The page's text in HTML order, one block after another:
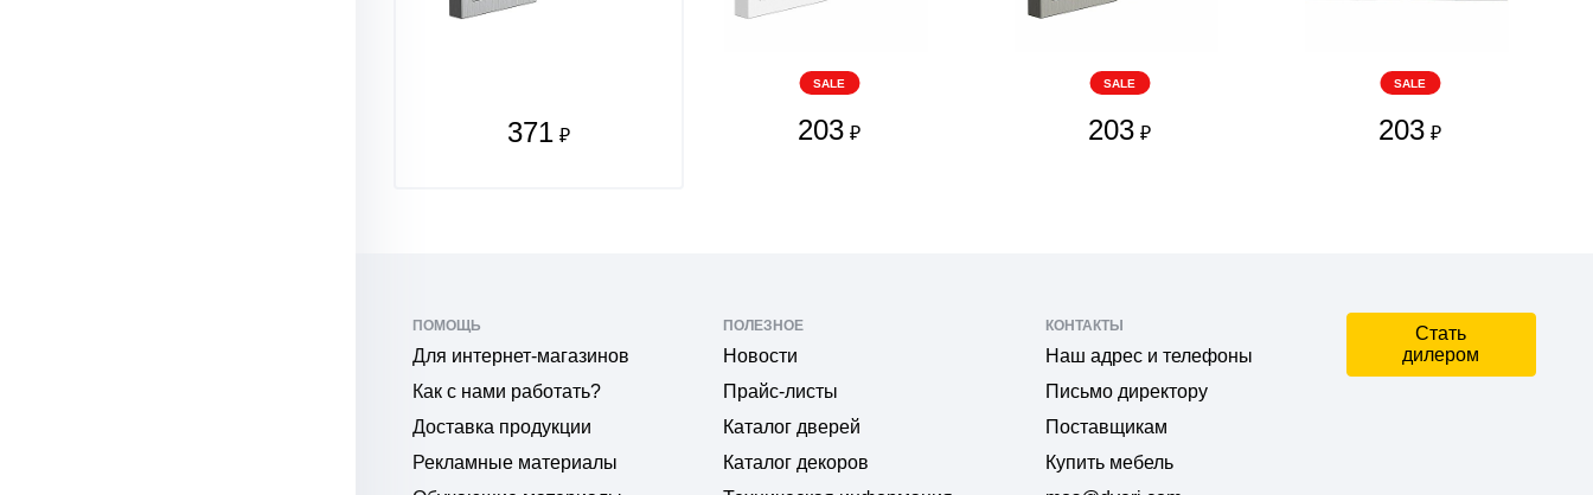
371 ₽
SALE
203 ₽
SALE
203 ₽
SALE
203 ₽
ПОМОЩЬ
Для интернет-магазинов
Как с нами работать?
Доставка продукции
Рекламные материалы
ПОЛЕЗНОЕ
Новости
Прайс-листы
Каталог дверей
Каталог декоров
КОНТАКТЫ
Наш адрес и телефоны
Письмо директору
Поставщикам
Купить мебель
Стать
дилером